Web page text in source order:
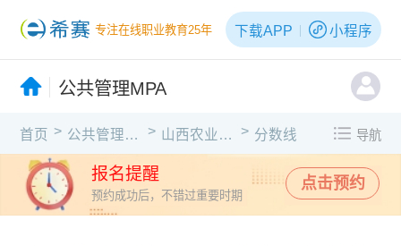
专注在线职业教育25年 下载APP 小程序
公共管理MPA
首页 > 公共管理MPA > 山西农业大学 > 分数线 导航
报名提醒
预约成功后，不错过重要时期
点击预约